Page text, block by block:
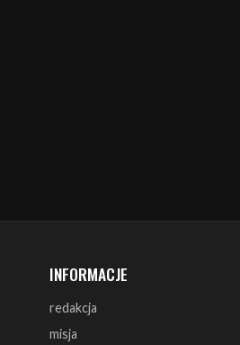
redakcja
warunki prawne
polityka cookies
reklama